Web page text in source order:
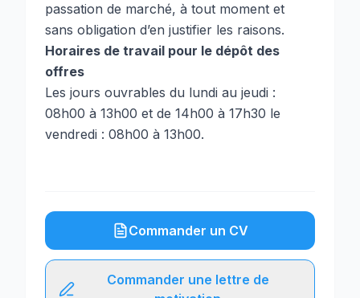
passation de marché, à tout moment et
sans obligation d’en justifier les raisons.
Horaires de travail pour le dépôt des
offres
Les jours ouvrables du lundi au jeudi :
08h00 à 13h00 et de 14h00 à 17h30 le
vendredi : 08h00 à 13h00.
Commander un CV
Commander une lettre de